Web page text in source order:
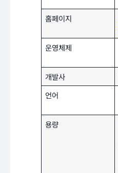
홈페이지
운영체제
개발사
언어
용량